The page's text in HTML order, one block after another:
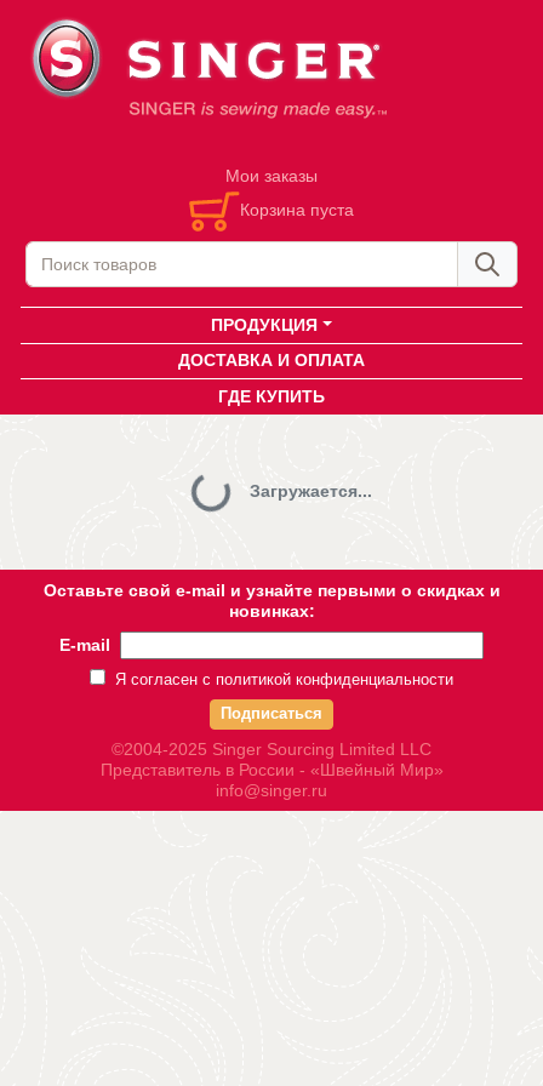
Мои заказы
Корзина пуста
ПРОДУКЦИЯ
ДОСТАВКА И ОПЛАТА
ГДЕ КУПИТЬ
Загружается...
Оставьте свой e-mail и узнайте первыми о скидках и
новинках:
E-mail
Я согласен с политикой конфиденциальности
Подписаться
©2004-2025 Singer Sourcing Limited LLC
Представитель в России - «Швейный Мир»
info@singer.ru